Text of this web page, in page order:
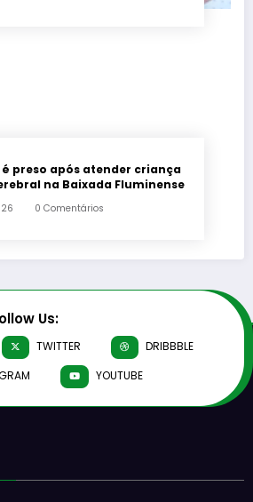
preso após atender criança
na Baixada Fluminense
0 Comentários
Us:
TWITTER
DRIBBBLE
YOUTUBE